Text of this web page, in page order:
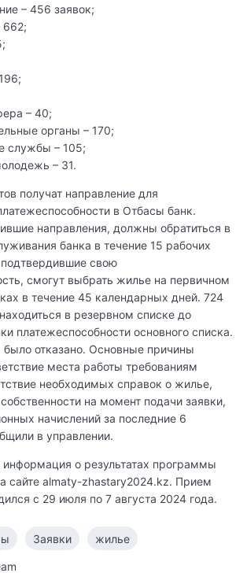
– 456 заявок;
662;
– 40;
органы – 170;
службы – 105;
– 31.
получат направление для
в Отбасы банк.
направления, должны обратиться в
банка в течение 15 рабочих
свою
смогут выбрать жилье на первичном
в течение 45 календарных дней. 724
в резервном списке до
платежеспособности основного списка.
было отказано. Основные причины
места работы требованиям
необходимых справок о жилье,
на момент подачи заявки,
начислений за последние 6
в управлении.
информация о результатах программы
сайте almaty-zhastary2024.kz. Прием
с 29 июля по 7 августа 2024 года.
Заявки жилье